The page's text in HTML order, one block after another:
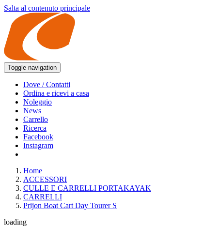
Salta al contenuto principale
Toggle navigation
Dove / Contatti
Ordina e ricevi a casa
Noleggio
News
Carrello
Ricerca
Facebook
Instagram
Home
ACCESSORI
CULLE E CARRELLI PORTAKAYAK
CARRELLI
Prijon Boat Cart Day Tourer S
loading